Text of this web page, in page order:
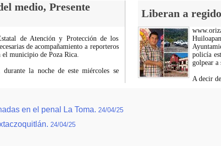
medio, Presente
Liberan a
de Atención y Protección de los
de acompañamiento a reporteros
el municipio de Poza Rica.
la noche de este miércoles se
policía
golpear a
A decir
en el penal La Toma. 24/04/25
24/04/25